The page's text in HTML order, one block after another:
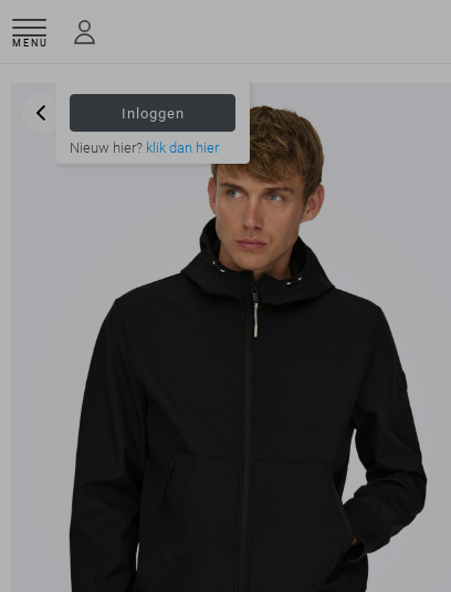
MENU
Inloggen
Nieuw hier? klik dan hier